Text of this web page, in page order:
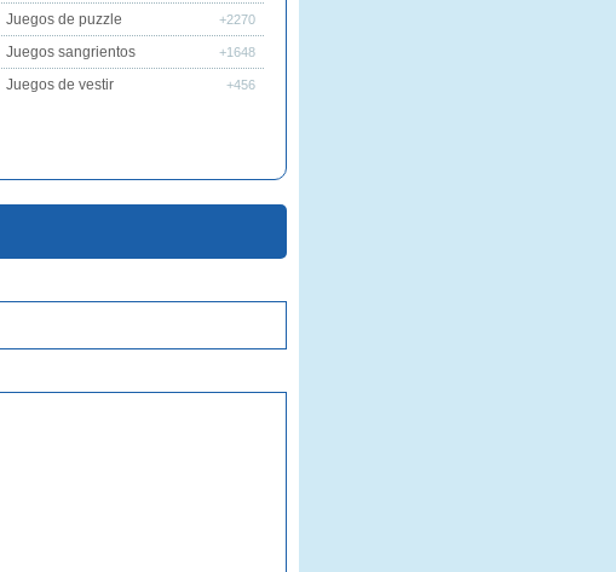
Juegos de puzzle +2270
Juegos sangrientos +1648
Juegos de vestir +456